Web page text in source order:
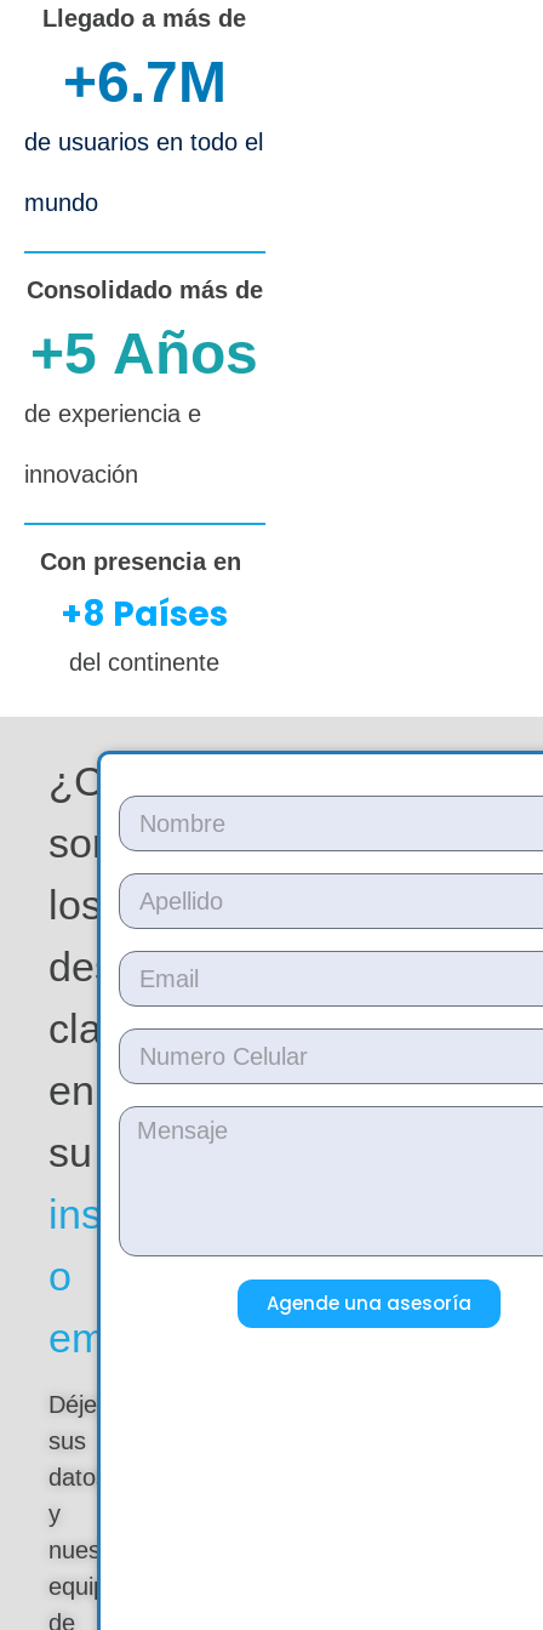
Llegado a más de
de usuarios en todo el
mundo
+6.7M
Consolidado más de
de experiencia e
innovación
+5 Años
Con presencia en
del continente
+8 Países
¿Cuáles
son
los
desafíos
clave
en
su
institución
o
empresa?
Déjenos
sus
datos
y
nuestro
equipo
de
Agende una asesoría